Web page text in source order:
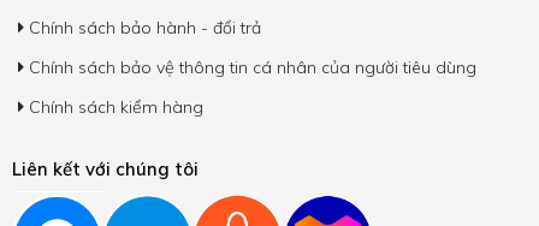
Chính sách bảo hành - đổi trả
Chính sách bảo vệ thông tin cá nhân của người tiêu dùng
Chính sách kiểm hàng
Liên kết với chúng tôi